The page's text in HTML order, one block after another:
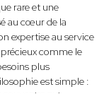
rare et une
au cœur de la
expertise au service
comme le
plus
est simple :